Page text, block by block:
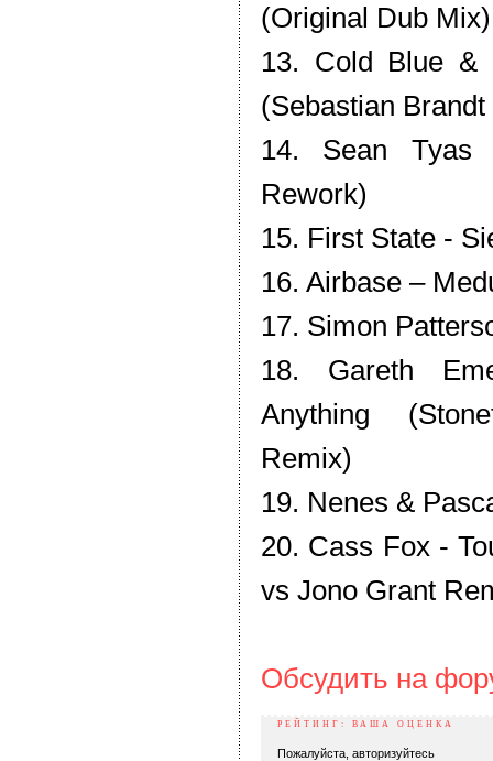
(Original Dub Mix)
13. Cold Blue
(Sebastian
14. Sean
Rework)
15. First State -
16. Airbase –
17. Simon
18. Gareth
Anything
Remix)
19. Nenes &
20. Cass Fox -
vs Jono Grant
Обсудить на
РЕЙТИНГ: ВАША ОЦЕНКА
Пожалуйста, авторизуйтесь